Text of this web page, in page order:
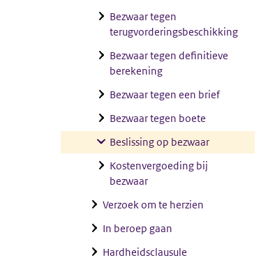
Bezwaar tegen
terugvorderingsbeschikking
Bezwaar tegen definitieve
berekening
Bezwaar tegen een brief
Bezwaar tegen boete
Beslissing op bezwaar
Kostenvergoeding bij
bezwaar
Verzoek om te herzien
In beroep gaan
Hardheidsclausule